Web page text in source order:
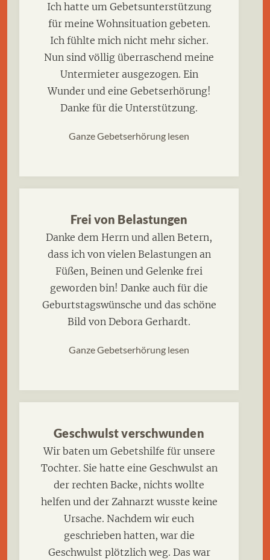
Ich hatte um Gebetsunterstützung
für meine Wohnsituation gebeten.
Ich fühlte mich nicht mehr sicher.
Nun sind völlig überraschend meine
Untermieter ausgezogen. Ein
Wunder und eine Gebetserhörung!
Danke für die Unterstützung.
Ganze Gebetserhörung lesen
Frei von Belastungen
Danke dem Herrn und allen Betern,
dass ich von vielen Belastungen an
Füßen, Beinen und Gelenke frei
geworden bin! Danke auch für die
Geburtstagswünsche und das schöne
Bild von Debora Gerhardt.
Ganze Gebetserhörung lesen
Geschwulst verschwunden
Wir baten um Gebetshilfe für unsere
Tochter. Sie hatte eine Geschwulst an
der rechten Backe, nichts wollte
helfen und der Zahnarzt wusste keine
Ursache. Nachdem wir euch
geschrieben hatten, war die
Geschwulst plötzlich weg. Das war